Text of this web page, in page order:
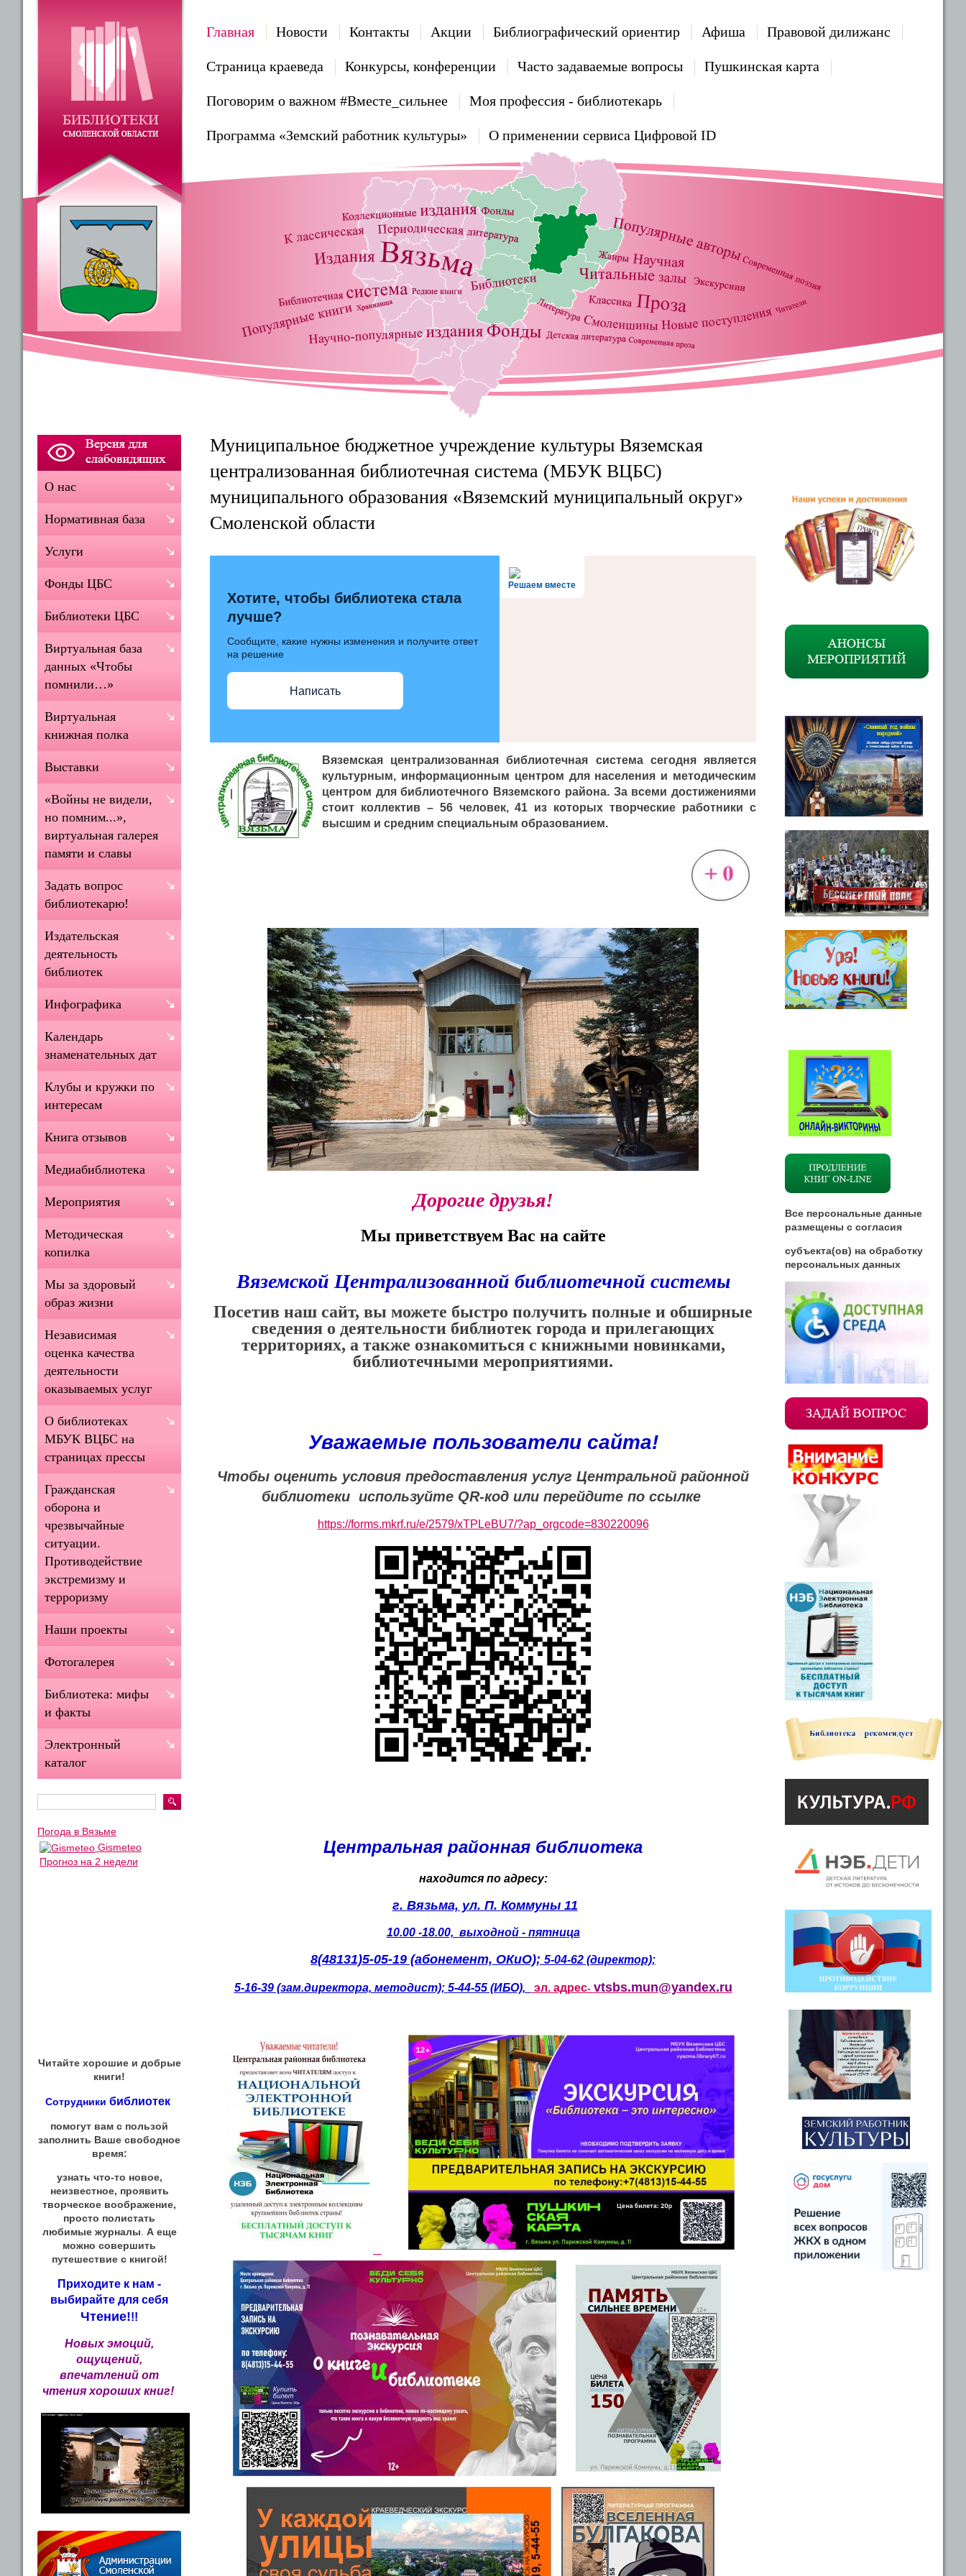
Главная Новости Контакты Акции Библиографический ориентир Афиша Правовой дилижанс
Страница краеведа Конкурсы, конференции Часто задаваемые вопросы Пушкинская карта
Поговорим о важном #Вместе_сильнее Моя профессия - библиотекарь
Программа «Земский работник культуры» О применении сервиса Цифровой ID
Муниципальное бюджетное учреждение культуры Вяземская
централизованная библиотечная система (МБУК ВЦБС)
муниципального образования «Вяземский муниципальный округ»
Смоленской области
Решаем вместе
Хотите, чтобы библиотека стала
лучше?
Сообщите, какие нужны изменения и получите ответ
на решение
Написать
Вяземская централизованная библиотечная система сегодня является
культурным, информационным центром для населения и методическим
центром для библиотечного Вяземского района. За всеми достижениями
стоит коллектив – 56 человек, 41 из которых творческие работники с
высшим и средним специальным образованием.
Дорогие друзья!
Мы приветствуем Вас на сайте
Вяземской Централизованной библиотечной системы
Посетив наш сайт, вы можете быстро получить полные и обширные
сведения о деятельности библиотек города и прилегающих
территориях, а также ознакомиться с книжными новинками,
библиотечными мероприятиями.
Уважаемые пользователи сайта!
Чтобы оценить условия предоставления услуг Центральной районной
библиотеки используйте QR-код или перейдите по ссылке
https://forms.mkrf.ru/e/2579/xTPLeBU7/?ap_orgcode=830220096
Центральная районная библиотека
находится по адресу:
г. Вязьма, ул. П. Коммуны 11
10.00 -18.00, выходной - пятница
8(48131)5-05-19 (абонемент, ОКиО); 5-04-62 (директор);
5-16-39 (зам.директора, методист); 5-44-55 (ИБО), эл. адрес- vtsbs.mun@yandex.ru
О нас
Нормативная база
Услуги
Фонды ЦБС
Библиотеки ЦБС
Виртуальная база
данных «Чтобы
помнили…»
Виртуальная
книжная полка
Выставки
«Войны не видели,
но помним...»,
виртуальная галерея
памяти и славы
Задать вопрос
библиотекарю!
Издательская
деятельность
библиотек
Инфографика
Календарь
знаменательных дат
Клубы и кружки по
интересам
Книга отзывов
Медиабиблиотека
Мероприятия
Методическая
копилка
Мы за здоровый
образ жизни
Независимая
оценка качества
деятельности
оказываемых услуг
О библиотеках
МБУК ВЦБС на
страницах прессы
Гражданская
оборона и
чрезвычайные
ситуации.
Противодействие
экстремизму и
терроризму
Наши проекты
Фотогалерея
Библиотека: мифы
и факты
Электронный
каталог
Погода в Вязьме
Gismeteo
Прогноз на 2 недели
Читайте хорошие и добрые
книги!
Сотрудники библиотек
помогут вам с пользой
заполнить Ваше свободное
время:
узнать что-то новое,
неизвестное, проявить
творческое воображение,
просто полистать
любимые журналы А еще
можно совершить
путешествие с книгой!
Приходите к нам -
выбирайте для себя
Чтение!!!
Новых эмоций,
ощущений,
впечатлений от
чтения хороших книг!
Все персональные данные
размещены с согласия
субъекта(ов) на обработку
персональных данных